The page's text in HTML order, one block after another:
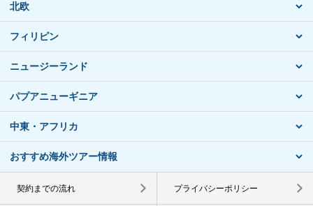
北欧
フィリピン
ニュージーランド
パプアニューギニア
中東・アフリカ
おすすめ海外ツアー情報
契約までの流れ プライバシーポリシー